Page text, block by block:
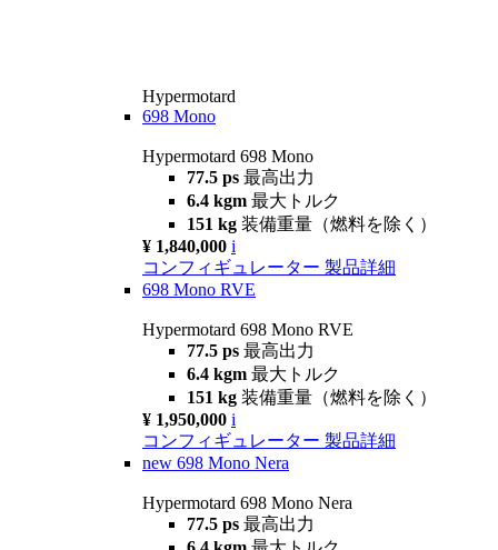
Hypermotard
698 Mono
Hypermotard 698 Mono
77.5 ps 最高出力
6.4 kgm 最大トルク
151 kg 装備重量（燃料を除く）
¥ 1,840,000 i
コンフィギュレーター 製品詳細
698 Mono RVE
Hypermotard 698 Mono RVE
77.5 ps 最高出力
6.4 kgm 最大トルク
151 kg 装備重量（燃料を除く）
¥ 1,950,000 i
コンフィギュレーター 製品詳細
new 698 Mono Nera
Hypermotard 698 Mono Nera
77.5 ps 最高出力